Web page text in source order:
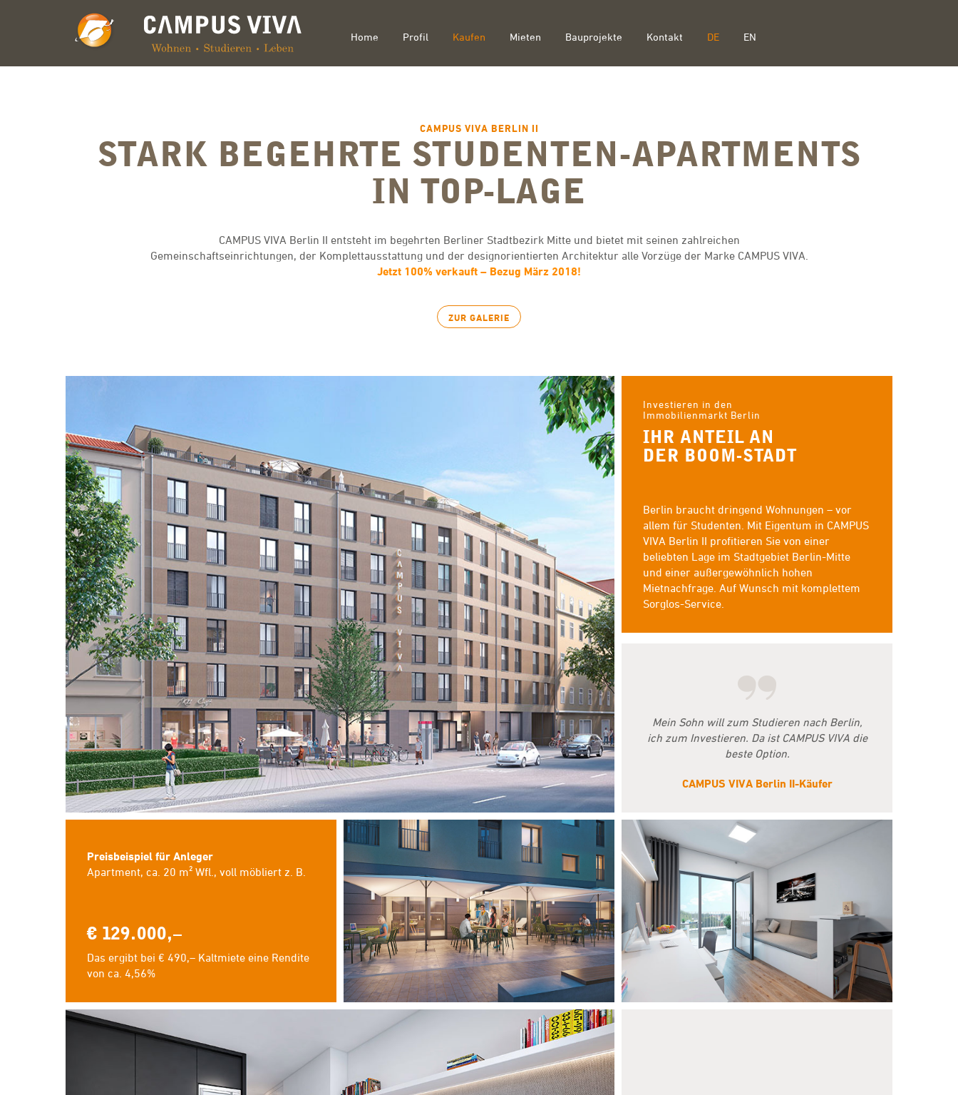
Home Profil Kaufen Mieten Bauprojekte Kontakt DE EN
CAMPUS VIVA BERLIN II
STARK BEGEHRTE STUDENTEN-APARTMENTS
IN TOP-LAGE
CAMPUS VIVA Berlin II entsteht im begehrten Berliner Stadtbezirk Mitte und bietet mit seinen zahlreichen
Gemeinschaftseinrichtungen, der Komplettausstattung und der designorientierten Architektur alle Vorzüge der Marke CAMPUS VIVA.
Jetzt 100% verkauft – Bezug März 2018!
ZUR GALERIE
Investieren in den
Immobilienmarkt Berlin
IHR ANTEIL AN
DER BOOM-STADT
Berlin braucht dringend Wohnungen – vor
allem für Studenten. Mit Eigentum in CAMPUS
VIVA Berlin II profitieren Sie von einer
beliebten Lage im Stadtgebiet Berlin-Mitte
und einer außergewöhnlich hohen
Mietnachfrage. Auf Wunsch mit komplettem
Sorglos-Service.
Mein Sohn will zum Studieren nach Berlin,
ich zum Investieren. Da ist CAMPUS VIVA die
beste Option.
CAMPUS VIVA Berlin II-Käufer
Preisbeispiel für Anleger
​Apartment, ca. 20 m² Wfl., voll möbliert z. B.
€ 129.000,–
​Das ergibt bei € 490,– Kaltmiete eine Rendite
von ca. 4,56%